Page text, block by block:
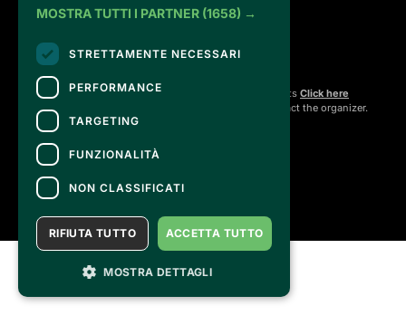
day running of the activities.
For information and support in purchasing tickets Click here
For information on the program and the event, contact the organizer.
Accessibility statement
MOSTRA TUTTI I PARTNER (1658) →
STRETTAMENTE NECESSARI
PERFORMANCE
TARGETING
FUNZIONALITÀ
NON CLASSIFICATI
ACCETTA TUTTO
RIFIUTA TUTTO
MOSTRA DETTAGLI